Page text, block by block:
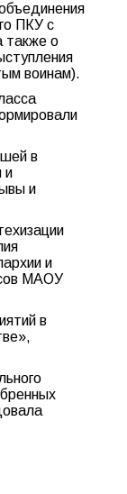
ПКУ с
также о
воинам).
в
и
и
и
МАОУ
в